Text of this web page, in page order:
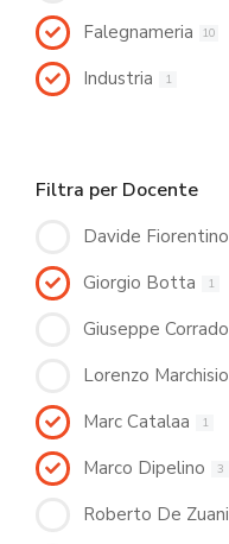
Falegnameria 10
Industria 1
Filtra per Docente
Davide Fiorentino
Giorgio Botta 1
Giuseppe Corrado
Lorenzo Marchisio
Marc Catalaa 1
Marco Dipelino 3
Roberto De Zuani